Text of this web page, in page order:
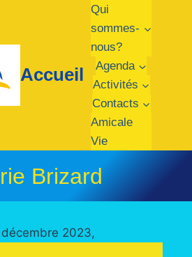
Accueil
Qui
sommes-
nous?
Agenda
Activités
Contacts
Amicale
Vie
Brizard
2023,